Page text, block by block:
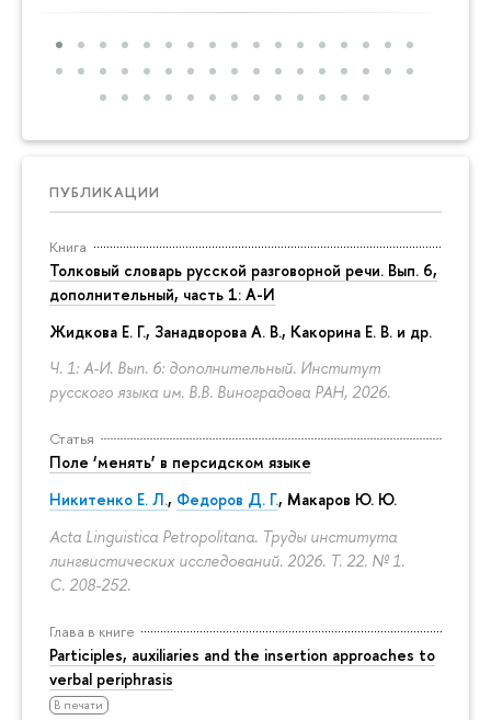
ПУБЛИКАЦИИ
Книга
Толковый словарь русской разговорной речи. Вып. 6,
дополнительный, часть 1: А-И
Жидкова Е. Г., Занадворова А. В., Какорина Е. В. и др.
Ч. 1: А-И. Вып. 6: дополнительный. Институт
русского языка им. В.В. Виноградова РАН, 2026.
Статья
Поле ‘менять’ в персидском языке
Никитенко Е. Л., Федоров Д. Г., Макаров Ю. Ю.
Acta Linguistica Petropolitana. Труды института
лингвистических исследований. 2026. Т. 22. № 1.
С. 208-252.
Глава в книге
Participles, auxiliaries and the insertion approaches to
verbal periphrasis
В печати